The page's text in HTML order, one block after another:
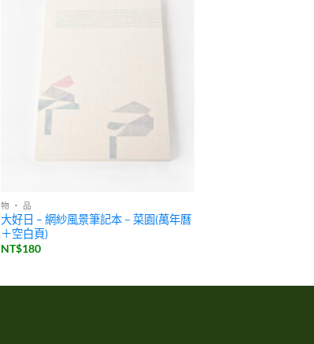
物 ・ 品
大好日 – 網紗風景筆記本 – 菜園(萬年曆
＋空白頁)
NT$180